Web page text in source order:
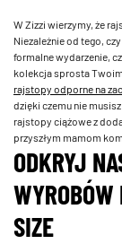
W Zizzi wierzymy, że
Niezależnie od tego,
formalne wydarzenie,
kolekcja sprosta
rajstopy odporne na
dzięki czemu nie
rajstopy ciążowe z
przyszłym mamom
ODKRYJ
WYROBÓW
SIZE